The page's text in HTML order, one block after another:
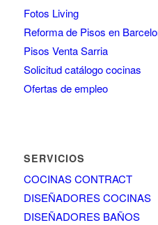
Fotos Living
Reforma de Pisos en
Pisos Venta Sarria
Solicitud catálogo cocinas
Ofertas de empleo
SERVICIOS
COCINAS CONTRACT
DISEÑADORES COCINAS
DISEÑADORES BAÑOS